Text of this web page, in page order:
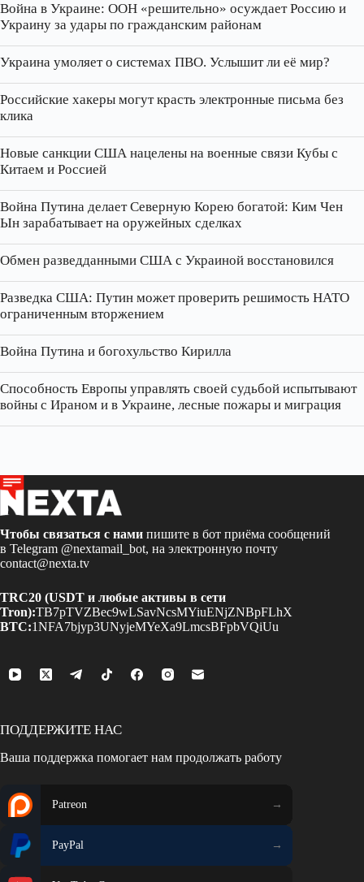
Война в Украине: ООН «решительно» осуждает Россию и
Украину за удары по гражданским районам
Украина умоляет о системах ПВО. Услышит ли её мир?
Российские хакеры могут красть электронные письма без
клика
Новые санкции США нацелены на военные связи Кубы с
Китаем и Россией
Война Путина делает Северную Корею богатой: Ким Чен
Ын зарабатывает на оружейных сделках
Обмен разведданными США с Украиной восстановился
Разведка США: Путин может проверить решимость НАТО
ограниченным вторжением
Война Путина и богохульство Кирилла
Способность Европы управлять своей судьбой испытывают
войны с Ираном и в Украине, лесные пожары и миграция
Чтобы связаться с нами пишите в бот приёма сообщений
в Telegram @nextamail_bot, на электронную почту
contact@nexta.tv
TRC20 (USDT и любые активы в сети
Tron):TB7pTVZBec9wLSavNcsMYiuENjZNBpFLhX
BTC:1NFA7bjyp3UNyjeMYeXa9LmcsBFpbVQiUu
ПОДДЕРЖИТЕ НАС
Ваша поддержка помогает нам продолжать работу
Patreon
PayPal